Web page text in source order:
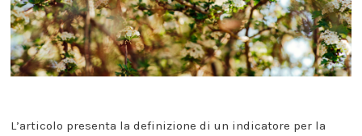
L’articolo presenta la definizione di un indicatore per la